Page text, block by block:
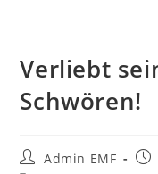
Verliebt
Schwören!
Admin EMF